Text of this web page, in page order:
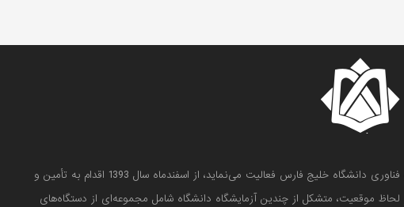
آزمایشگاه مرکزی دانشگاه خلیج فارس که زیر نظر معاون پژوهش و فناوری دانشگاه خلیج فارس فعالیت می‌نماید، از اسفندماه سال 1393 اقدام به تأمین و
موقعیت، متشکل از چندین آزمایشگاه دانشگاه شامل مجموعه‌ای از دستگاه‌های